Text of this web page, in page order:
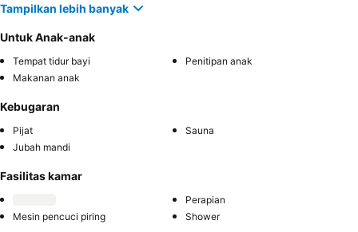
Tampilkan lebih banyak
Untuk Anak-anak
Tempat tidur bayi
Penitipan anak
Makanan anak
Kebugaran
Pijat
Sauna
Jubah mandi
Fasilitas kamar
Perapian
Mesin pencuci piring
Shower